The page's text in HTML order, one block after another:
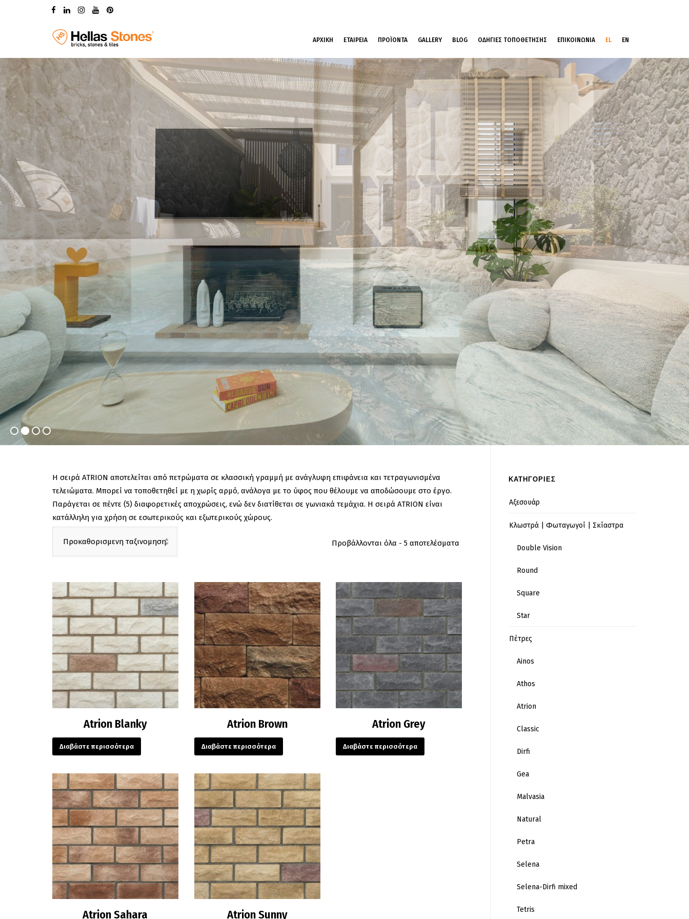
ΑΡΧΙΚΗ ΕΤΑΙΡΕΙΑ ΠΡΟΪΟΝΤΑ GALLERY BLOG ΟΔΗΓΙΕΣ ΤΟΠΟΘΕΤΗΣΗΣ ΕΠΙΚΟΙΝΩΝΙΑ EL EN
H σειρά ATRION αποτελείται από πετρώματα σε κλασσική γραμμή με ανάγλυφη επιφάνεια και τετραγωνισμένα
τελειώματα. Μπορεί να τοποθετηθεί με η χωρίς αρμό, ανάλογα με το ύφος που θέλουμε να αποδώσουμε στο έργο.
Παράγεται σε πέντε (5) διαφορετικές αποχρώσεις, ενώ δεν διατίθεται σε γωνιακά τεμάχια. Η σειρά ATRION είναι
κατάλληλη για χρήση σε εσωτερικούς και εξωτερικούς χώρους.
Προβάλλονται όλα - 5 αποτελέσματα
Προκαθορισμενη ταξινομηση
Atrion Blanky
Διαβάστε περισσότερα
Atrion Brown
Διαβάστε περισσότερα
Atrion Grey
Διαβάστε περισσότερα
Atrion Sahara Atrion Sunny
ΚΑΤΗΓΟΡΙΕΣ
Αξεσουάρ
Κλωστρά | Φωταγωγοί | Σκίαστρα
Double Vision
Round
Square
Star
Πέτρες
Ainos
Athos
Atrion
Classic
Dirfi
Gea
Malvasia
Natural
Petra
Selena
Selena-Dirfi mixed
Tetris